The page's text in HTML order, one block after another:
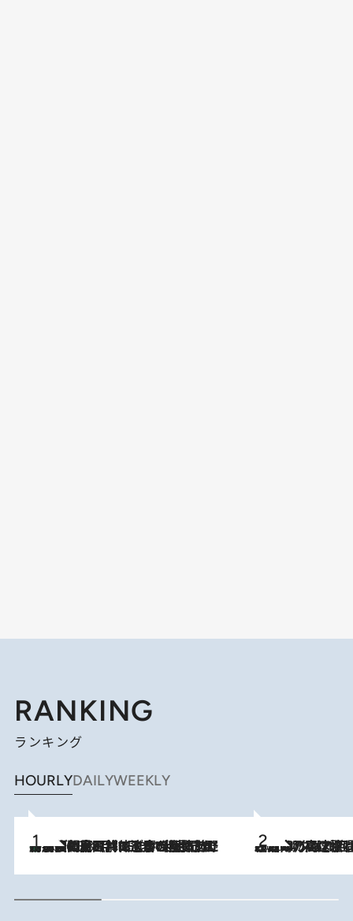
RANKING
ランキング
HOURLYDAILYWEEKLY
2026.8.8
「最後に見られてよかった」上野動物園の東園パンダ舎が解体前に特別公開。8月16日まで延長されたパネル展と共に辿る“半世紀”のパンダ飼育《解体工事の図面あり》 2026.8.7
「湘南乃風に憧れて」観客大盛上がりの“タオル回し”に、ラッパー顔負けの高速歌唱まで…さだまさし（74）のアグレッシブすぎる現在地